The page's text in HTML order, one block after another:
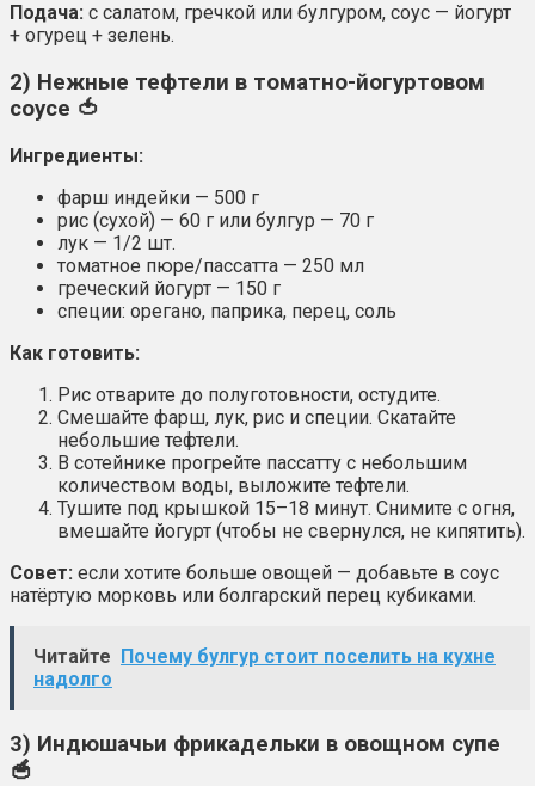
Подача: с салатом, гречкой или булгуром, соус — йогурт
+ огурец + зелень.
2) Нежные тефтели в томатно-йогуртовом
соусе 🍅
Ингредиенты:
фарш индейки — 500 г
рис (сухой) — 60 г или булгур — 70 г
лук — 1/2 шт.
томатное пюре/пассатта — 250 мл
греческий йогурт — 150 г
специи: орегано, паприка, перец, соль
Как готовить:
Рис отварите до полуготовности, остудите.
Смешайте фарш, лук, рис и специи. Скатайте
небольшие тефтели.
В сотейнике прогрейте пассатту с небольшим
количеством воды, выложите тефтели.
Тушите под крышкой 15–18 минут. Снимите с огня,
вмешайте йогурт (чтобы не свернулся, не кипятить).
Совет: если хотите больше овощей — добавьте в соус
натёртую морковь или болгарский перец кубиками.
Читайте Почему булгур стоит поселить на кухне
надолго
3) Индюшачьи фрикадельки в овощном супе
🥣